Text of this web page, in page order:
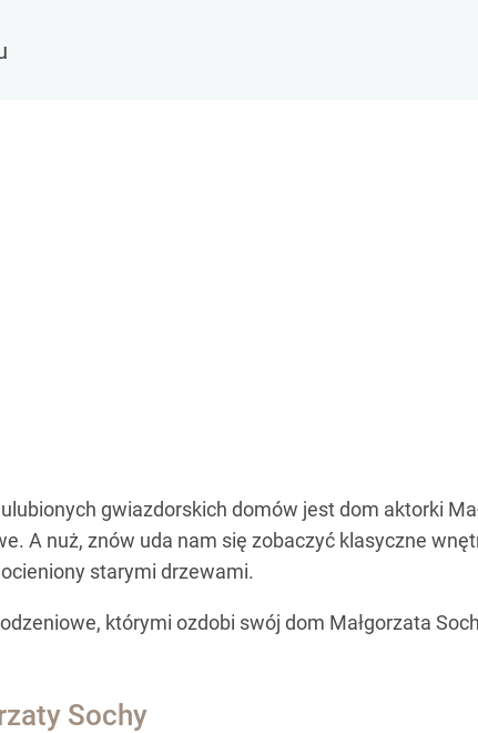
gwiazdorskich domów jest dom aktorki
A nuż, znów uda nam się zobaczyć klasyczne
starymi drzewami.
którymi ozdobi swój dom Małgorzata
Sochy